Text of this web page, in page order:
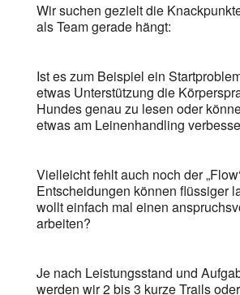
Wir suchen gezielt die
als Team gerade hängt:
Ist es zum Beispiel ein
etwas Unterstützung die
Hundes genau zu lesen oder
etwas am Leinenhandling
Vielleicht fehlt auch noch der
Entscheidungen können flüssiger
wollt einfach mal einen
arbeiten?
Je nach Leistungsstand und
werden wir 2 bis 3 kurze Trails